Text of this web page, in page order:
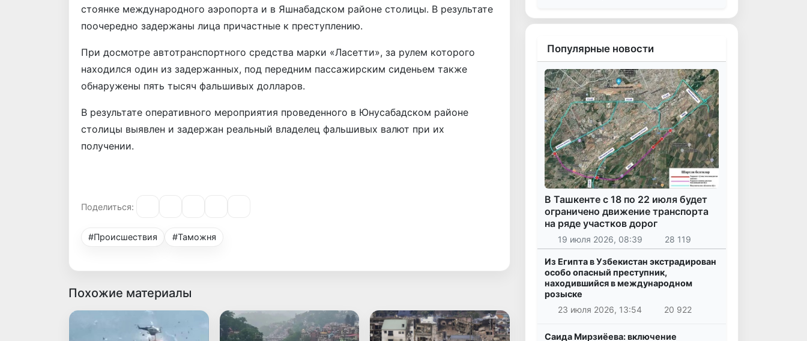
стоянке международного аэропорта и в Яшнабадском районе столицы. В результате
поочередно задержаны лица причастные к преступлению.
При досмотре автотранспортного средства марки «Ласетти», за рулем которого
находился один из задержанных, под передним пассажирским сиденьем также
обнаружены пять тысяч фальшивых долларов.
В результате оперативного мероприятия проведенного в Юнусабадском районе
столицы выявлен и задержан реальный владелец фальшивых валют при их
получении.
Поделиться:
#Происшествия #Таможня
Похожие материалы
Популярные новости
В Ташкенте с 18 по 22 июля будет
ограничено движение транспорта
на ряде участков дорог
19 июля 2026, 08:39 28 119
Из Египта в Узбекистан экстрадирован
особо опасный преступник,
находившийся в международном
розыске
23 июля 2026, 13:54
20 922
Саида Мирзиёева: включение